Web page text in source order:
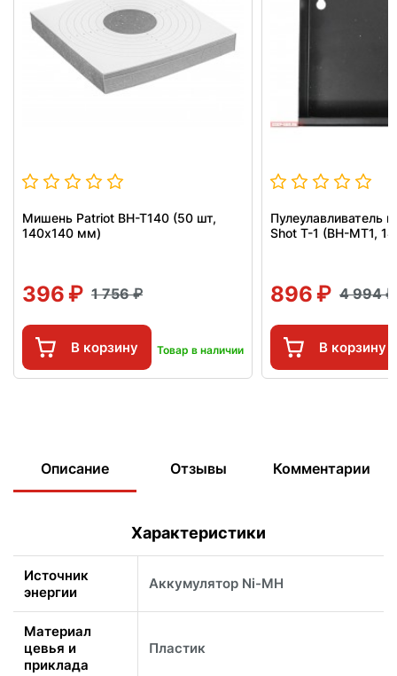
Мишень Patriot BH-T140 (50 шт,
140x140 мм)
396 1 756
В корзину Товар в наличии
Пулеулавливатель
Shot T-1 (BH-MT1,
896 4 994
В корзину
Описание Отзывы Комментарии
Характеристики
Источник
энергии
Аккумулятор Ni-MH
Материал
цевья и
приклада
Пластик